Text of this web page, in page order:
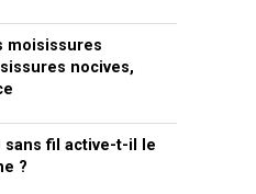
moisissures
nocives,
sans fil active-t-il le
?